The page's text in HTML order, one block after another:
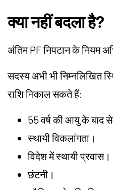
क्या नहीं बदला है?
अंतिम PF निपटान के नियम
सदस्य अभी भी निम्नलिखित
राशि निकाल सकते हैं:
55 वर्ष की आयु के बाद
स्थायी विकलांगता।
विदेश में स्थायी प्रवास।
छंटनी।